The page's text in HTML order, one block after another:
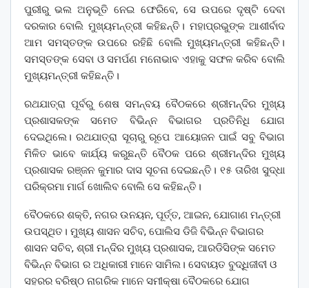
ପୁରୀରୁ ଭଲ ଅନୁଭୂତି ନେଇ ଫେରିବେ, ସେ ଉପରେ ଦୃଷ୍ଟି ଦେବା
ଦରକାର ବୋଲି ମୁଖ୍ୟମନ୍ତ୍ରୀ କହିଛନ୍ତି। ମହାପ୍ରଭୁଙ୍କ ଆଶୀର୍ବାଦ
ଆମ ସମସ୍ତଙ୍କ ଉପରେ ରହିଛି ବୋଲି ମୁଖ୍ୟମନ୍ତ୍ରୀ କହିଛନ୍ତି।
ସମସ୍ତଙ୍କ ସେବା ଓ ସମର୍ପଣ ମନୋଭାବ ଏହାକୁ ସଫଳ କରିବ ବୋଲି
ମୁଖ୍ୟମନ୍ତ୍ରୀ କହିଛନ୍ତି।
ରଥଯାତ୍ରା ପୂର୍ବରୁ ଶେଷ ସମନ୍ବୟ ବୈଠକରେ ଶ୍ରୀମନ୍ଦିର ମୁଖ୍ୟ
ପ୍ରଶାସକଙ୍କ ସମେତ ବିଭିନ୍ନ ବିଭାଗର ପ୍ରତିନିଧି ଯୋଗ
ଦେଇଥିଲେ। ରଥଯାତ୍ରା ସୂଚାରୁ ରୂପେ ଆୟୋଜନ ପାଇଁ ସବୁ ବିଭାଗ
ମିଳିତ ଭାବେ କାର୍ଯ୍ୟ କରୁଛନ୍ତି ବୈଠକ ପରେ ଶ୍ରୀମନ୍ଦିର ମୁଖ୍ୟ
ପ୍ରଶାସକ ରଞ୍ଜନ କୁମାର ଦାସ ସୂଚନା ଦେଇଛନ୍ତି। ୧୫ ତାରିଖ ସୁଦ୍ଧା
ପରିକ୍ରମା ମାର୍ଗ ଖୋଲିବ ବୋଲି ସେ କହିଛନ୍ତି।
ବୈଠକରେ ଶକ୍ତି, ନଗର ଉନୟନ, ପୂର୍ତ୍ତ, ଆଇନ, ଯୋଗାଣ ମନ୍ତ୍ରୀ
ଉପସ୍ଥିତ। ମୁଖ୍ୟ ଶାସନ ସଚିବ, ପୋଲିସ ଡିଜି ବିଭିନ୍ନ ବିଭାଗର
ଶାସନ ସଚିବ, ଶ୍ରୀ ମନ୍ଦିର ମୁଖ୍ୟ ପ୍ରଶାସକ, ଆରଡିସିଙ୍କ ସମେତ
ବିଭିନ୍ନ ବିଭାଗ ର ଅଧିକାରୀ ମାନେ ସାମିଲ। ସେବାୟତ ବୁଦ୍ଧିଜୀବୀ ଓ
ସହରର ବରିଷ୍ଠ ନାଗରିକ ମାନେ ସମୀକ୍ଷା ବୈଠକରେ ଯୋଗ